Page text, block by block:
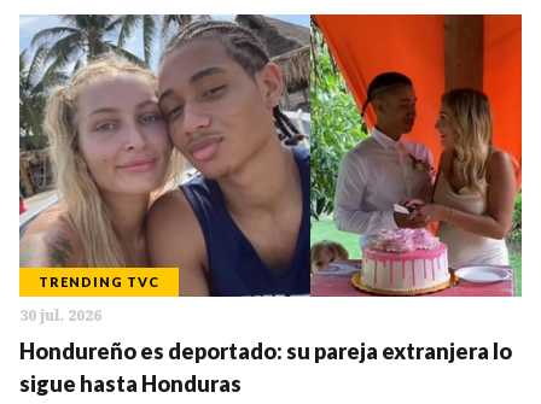
TRENDING TVC
30 jul. 2026
Hondureño es deportado: su pareja extranjera lo
sigue hasta Honduras